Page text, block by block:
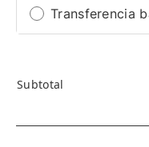
Transferencia
Subtotal